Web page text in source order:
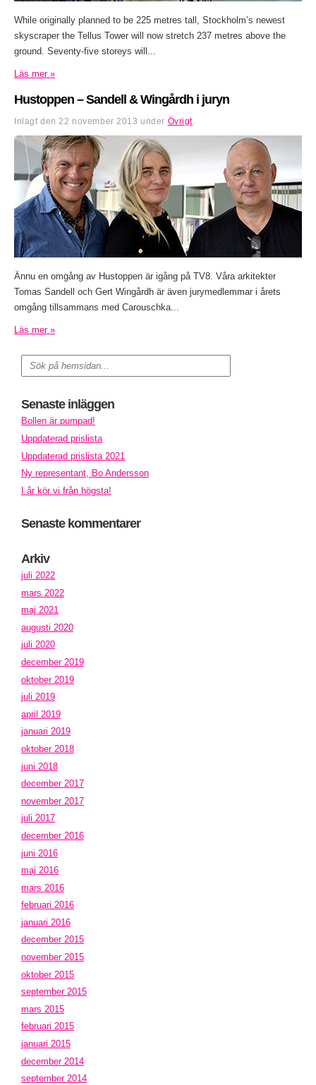
While originally planned to be 225 metres tall, Stockholm’s newest
skyscraper the Tellus Tower will now stretch 237 metres above the
ground. Seventy-five storeys will...
Läs mer »
Hustoppen – Sandell & Wingårdh i juryn
Inlagt den 22 november 2013 under Övrigt
Ännu en omgång av Hustoppen är igång på TV8. Våra arkitekter
Tomas Sandell och Gert Wingårdh är även jurymedlemmar i årets
omgång tillsammans med Carouschka...
Läs mer »
Senaste inläggen
Bollen är pumpad!
Uppdaterad prislista
Uppdaterad prislista 2021
Ny representant, Bo Andersson
I år kör vi från högsta!
Senaste kommentarer
Arkiv
juli 2022
mars 2022
maj 2021
augusti 2020
juli 2020
december 2019
oktober 2019
juli 2019
april 2019
januari 2019
oktober 2018
juni 2018
december 2017
november 2017
juli 2017
december 2016
juni 2016
maj 2016
mars 2016
februari 2016
januari 2016
december 2015
november 2015
oktober 2015
september 2015
mars 2015
februari 2015
januari 2015
december 2014
september 2014